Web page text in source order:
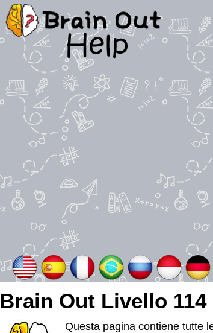
Brain Out Livello
Questa pagina contiene tutte